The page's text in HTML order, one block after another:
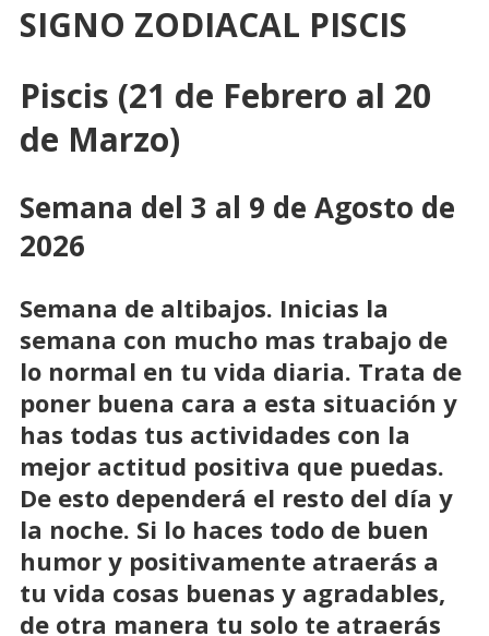
SIGNO ZODIACAL PISCIS
Piscis (21 de Febrero al 20
de Marzo)
Semana del 3 al 9 de Agosto de
2026
Semana de altibajos. Inicias la
semana con mucho mas trabajo de
lo normal en tu vida diaria. Trata de
poner buena cara a esta situación y
has todas tus actividades con la
mejor actitud positiva que puedas.
De esto dependerá el resto del día y
la noche. Si lo haces todo de buen
humor y positivamente atraerás a
tu vida cosas buenas y agradables,
de otra manera tu solo te atraerás